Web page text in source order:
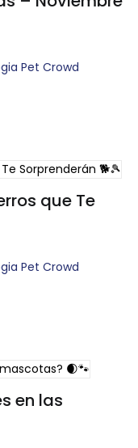
Pet Crowd
que Te
Pet Crowd
en las